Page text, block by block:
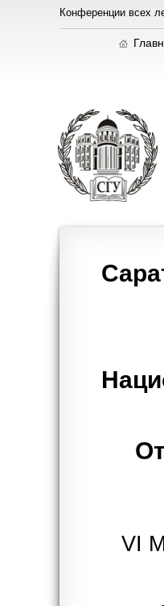
Конференции всех
VI